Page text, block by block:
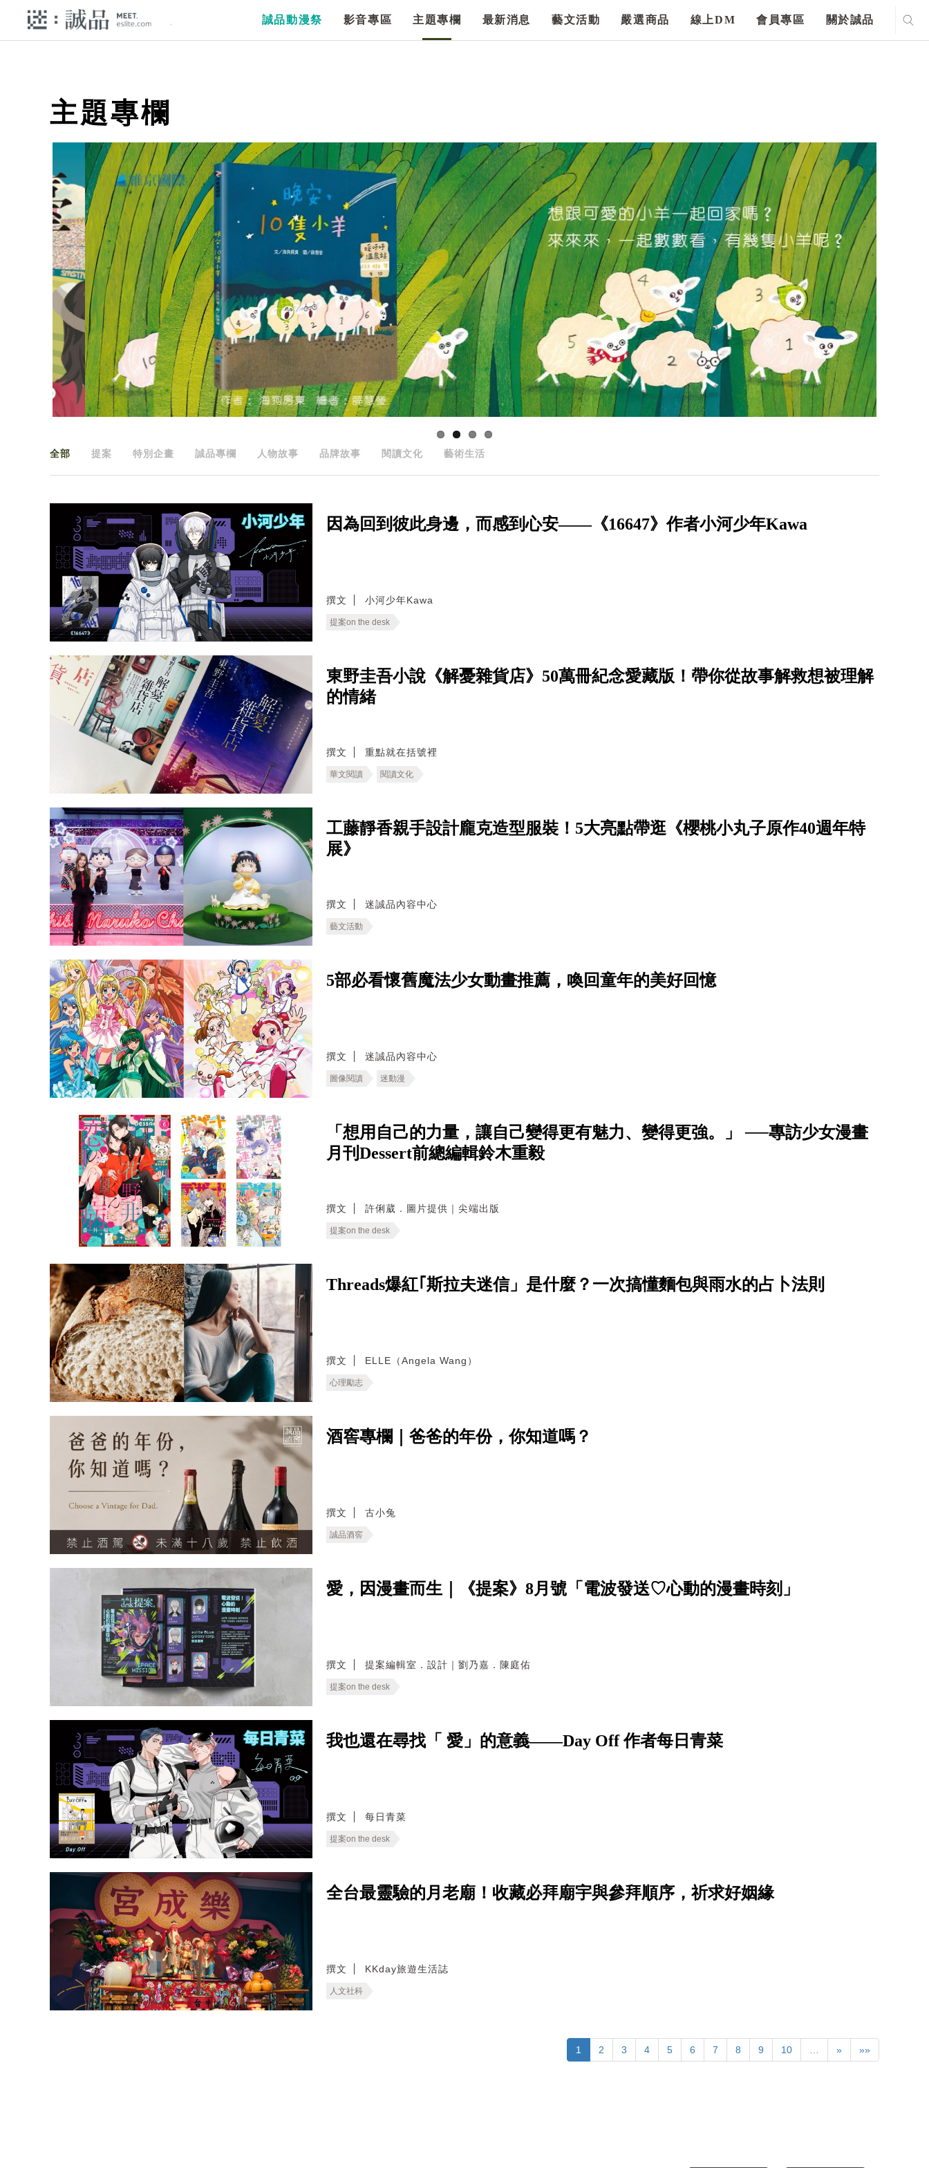
誠品動漫祭 影音專區 主題專欄 最新消息 藝文活動 嚴選商品 線上DM 會員專區 關於誠品
主題專欄
全部 提案 特別企畫 誠品專欄 人物故事 品牌故事 閱讀文化 藝術生活
因為回到彼此身邊，而感到心安——《16647》作者小河少年Kawa
撰文 小河少年Kawa
提案on the desk
東野圭吾小說《解憂雜貨店》50萬冊紀念愛藏版！帶你從故事解救想被理解
的情緒
撰文 重點就在括號裡
華文閱讀 閱讀文化
工藤靜香親手設計龐克造型服裝！5大亮點帶逛《櫻桃小丸子原作40週年特
展》
撰文 迷誠品內容中心
藝文活動
5部必看懷舊魔法少女動畫推薦，喚回童年的美好回憶
撰文 迷誠品內容中心
圖像閱讀 迷動漫
「想用自己的力量，讓自己變得更有魅力、變得更強。」 ──專訪少女漫畫
月刊Dessert前總編輯鈴木重毅
撰文 許俐葳．圖片提供｜尖端出版
提案on the desk
Threads爆紅｢斯拉夫迷信」是什麼？一次搞懂麵包與雨水的占卜法則
撰文 ELLE（Angela Wang）
心理勵志
酒窖專欄｜爸爸的年份，你知道嗎？
撰文 古小兔
誠品酒窖
愛，因漫畫而生｜《提案》8月號「電波發送♡心動的漫畫時刻」
撰文 提案編輯室．設計｜劉乃嘉．陳庭佑
提案on the desk
我也還在尋找「 愛」的意義——Day Off 作者每日青菜
撰文 每日青菜
提案on the desk
全台最靈驗的月老廟！收藏必拜廟宇與參拜順序，祈求好姻緣
撰文 KKday旅遊生活誌
人文社科
1 2 3 4 5 6 7 8 9 10 … » »»